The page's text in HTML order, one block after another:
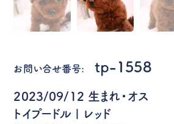
お問い合せ番号: tp-1558
2023/09/12 生まれ・オス
トイプードル | レッド